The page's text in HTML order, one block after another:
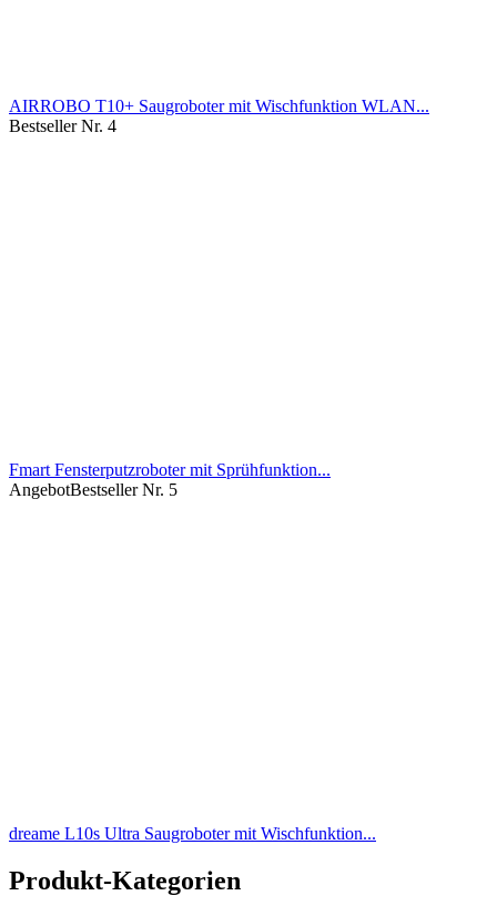
AIRROBO T10+ Saugroboter mit Wischfunktion WLAN...
Bestseller Nr. 4
Fmart Fensterputzroboter mit Sprühfunktion...
AngebotBestseller Nr. 5
dreame L10s Ultra Saugroboter mit Wischfunktion...
Produkt-Kategorien